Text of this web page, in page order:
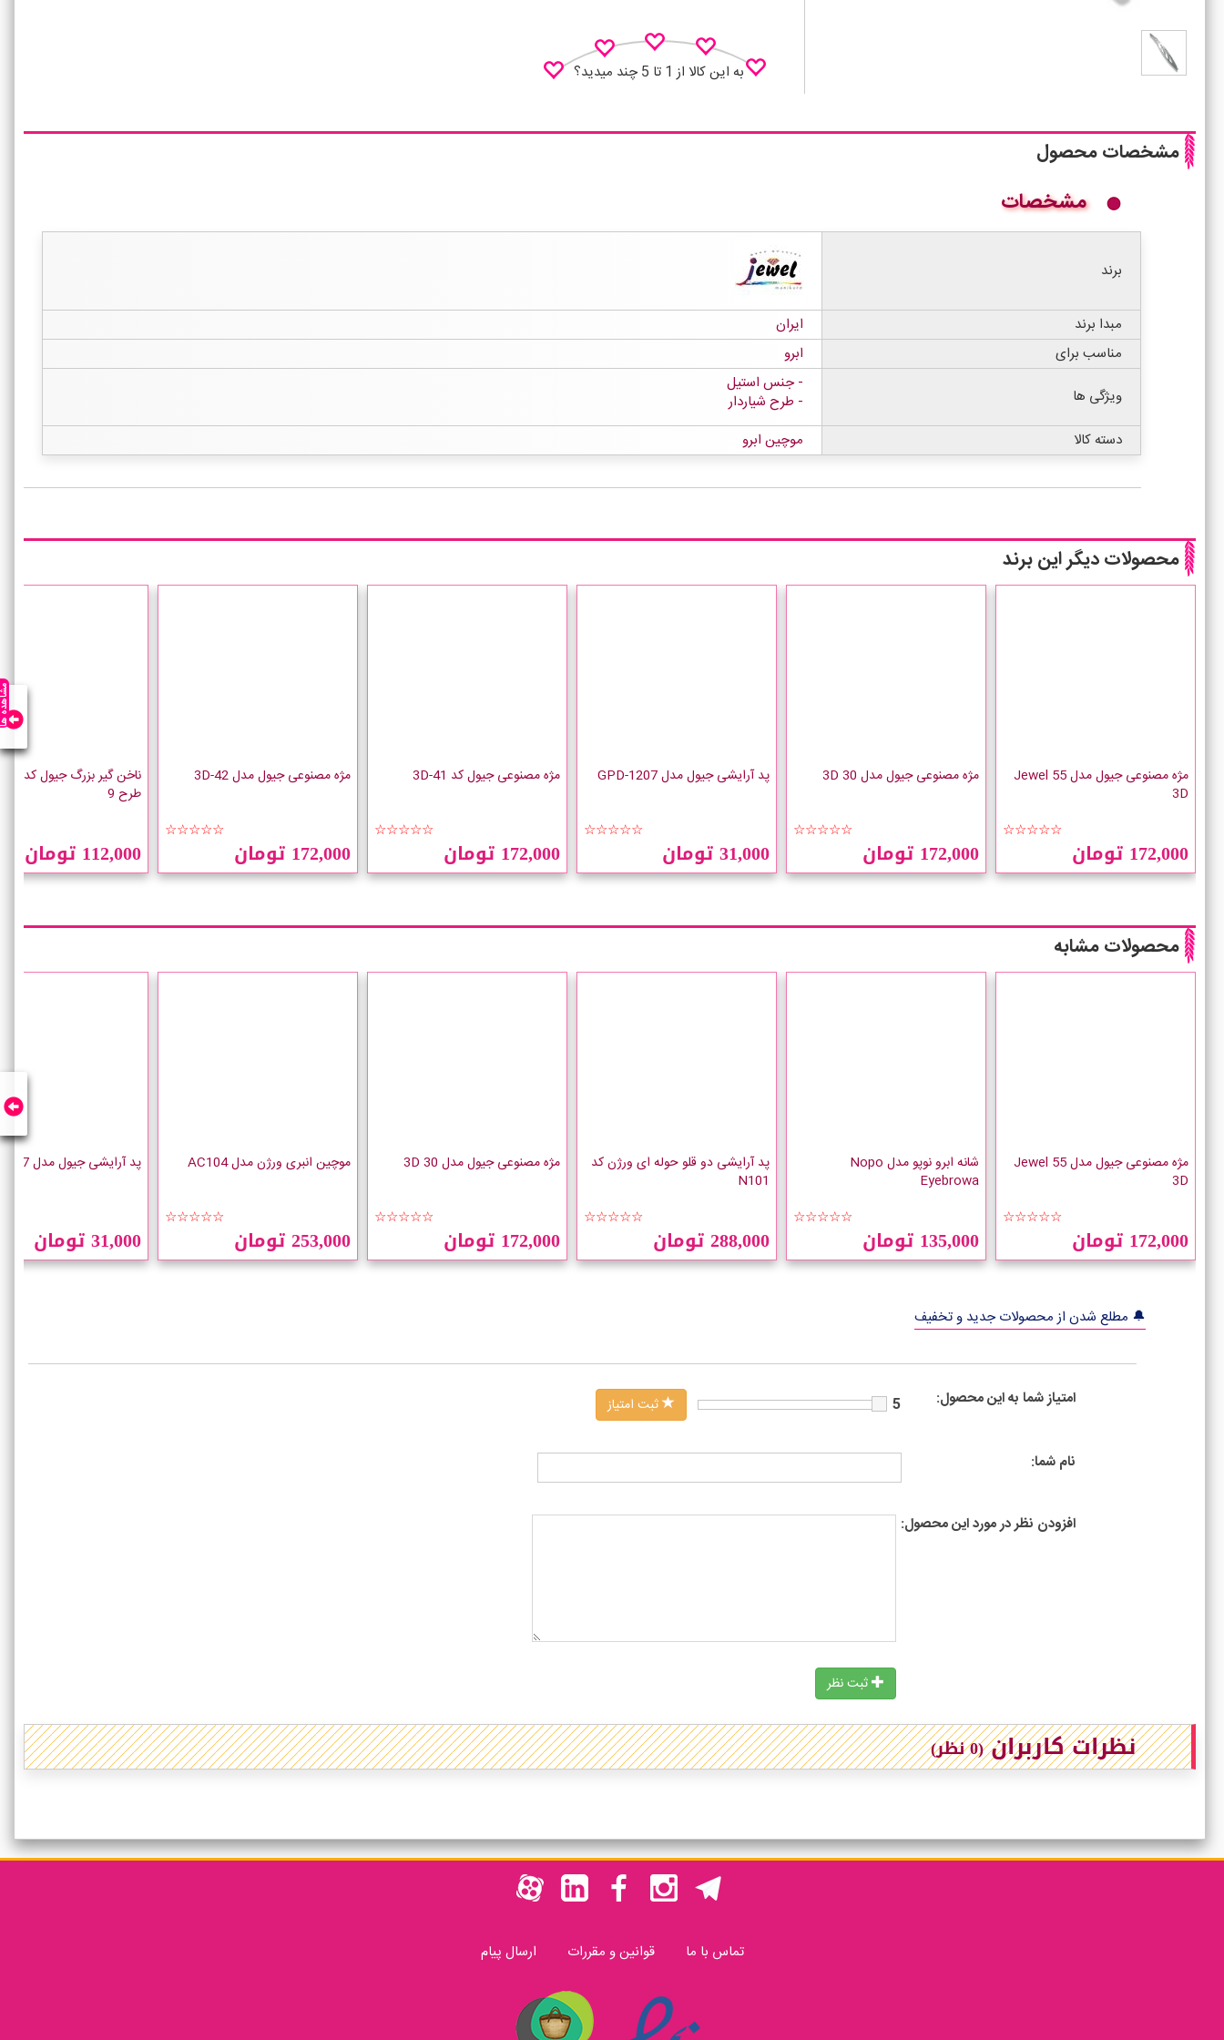
به این کالا از 1 تا 5 چند میدید؟
مشخصات محصول
مشخصات
برند
مبدا برند
ایران
مناسب برای
ابرو
ویژگی ها
جنس استیل
طرح شیاردار
دسته کالا
موچین ابرو
محصولات دیگر این برند
مژه مصنوعی جیول مدل 55 Jewel
3D
☆☆☆☆☆
172,000 تومان
مژه مصنوعی جیول مدل 30 3D
☆☆☆☆☆
172,000 تومان
پد آرایشی جیول مدل GPD-1207
☆☆☆☆☆
31,000 تومان
مژه مصنوعی جیول کد 3D-41
☆☆☆☆☆
172,000 تومان
مژه مصنوعی جیول مدل 3D-42
☆☆☆☆☆
172,000 تومان
طرح 9
112,000 تومان
محصولات مشابه
مژه مصنوعی جیول مدل 55 Jewel
3D
☆☆☆☆☆
172,000 تومان
شانه ابرو نوپو مدل Nopo
Eyebrowa
☆☆☆☆☆
135,000 تومان
پد آرایشی دو قلو حوله ای ورژن کد
N101
☆☆☆☆☆
288,000 تومان
مژه مصنوعی جیول مدل 30 3D
☆☆☆☆☆
172,000 تومان
موچین انبری ورژن مدل AC104
☆☆☆☆☆
253,000 تومان
پد آرایشی جیول مدل GPD-1207
31,000 تومان
🔔 مطلع شدن از محصولات جدید و تخفیف
امتیاز شما به این محصول: 5 ثبت امتیاز
نام شما:
افزودن نظر در مورد این محصول:
ثبت نظر
نظرات کاربران(0 نظر)
تماس با ما قوانین و مقررات ارسال پیام